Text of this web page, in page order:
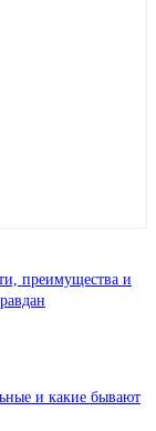
преимущества и
и какие бывают